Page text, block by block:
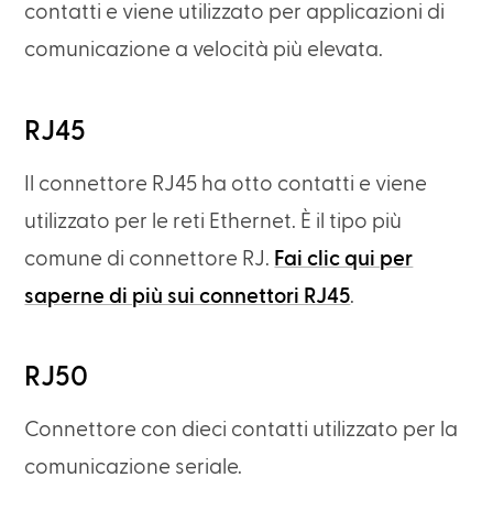
contatti e viene utilizzato per applicazioni di
comunicazione a velocità più elevata.
RJ45
Il connettore RJ45 ha otto contatti e viene
utilizzato per le reti Ethernet. È il tipo più
comune di connettore RJ. Fai clic qui per
saperne di più sui connettori RJ45.
RJ50
Connettore con dieci contatti utilizzato per la
comunicazione seriale.